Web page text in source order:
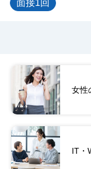
面接1回
女性
IT・